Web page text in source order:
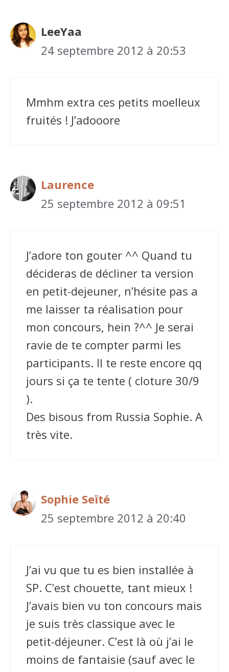
LeeYaa
24 septembre 2012 à 20:53
Mmhm extra ces petits moelleux
fruités ! J’adooore
Laurence
25 septembre 2012 à 09:51
J’adore ton gouter ^^ Quand tu
décideras de décliner ta version
en petit-dejeuner, n’hésite pas a
me laisser ta réalisation pour
mon concours, hein ?^^ Je serai
ravie de te compter parmi les
participants. Il te reste encore qq
jours si ça te tente ( cloture 30/9
).
Des bisous from Russia Sophie. A
très vite.
Sophie Seïté
25 septembre 2012 à 20:40
J’ai vu que tu es bien installée à
SP. C’est chouette, tant mieux !
J’avais bien vu ton concours mais
je suis très classique avec le
petit-déjeuner. C’est là où j’ai le
moins de fantaisie (sauf avec le